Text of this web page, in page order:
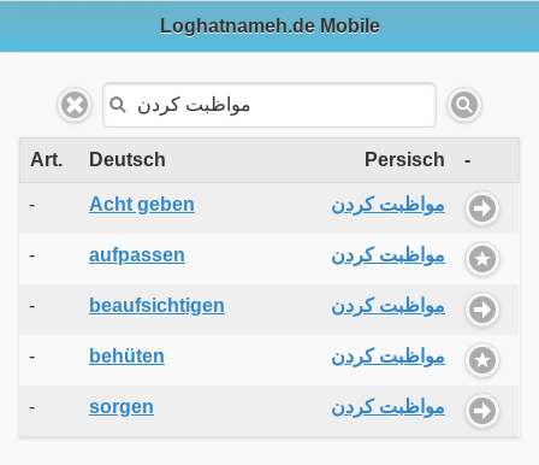
Loghatnameh.de Mobile
Art. Deutsch Persisch -
- Acht geben مواظبت کردن
- aufpassen مواظبت کردن
- beaufsichtigen مواظبت کردن
- behüten مواظبت کردن
- sorgen مواظبت کردن